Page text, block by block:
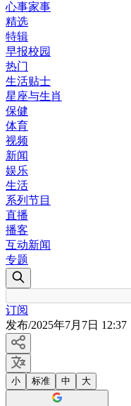
心事家事
精选
特辑
早报校园
热门
生活贴士
星座与生肖
保健
体育
视频
新闻
娱乐
生活
系列节目
直播
播客
互动新闻
专题
订阅
发布/2025年7月7日 12:37
小 标准 中 大